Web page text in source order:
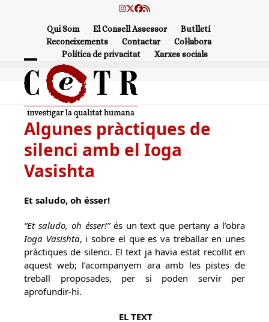
Instagram
Twitter
Facebook
RSS
Qui Som El Consell Assessor
Butlletí
Reconeixements
Contactar
Col·labora
Política de privacitat
Xarxes socials
Open
mobile
menu
Close
mobile
menu
Algunes pràctiques de
silenci amb el Ioga
Vasishta
Et saludo, oh ésser!
“Et saludo, oh ésser!”és un text que pertany a l’obra
Ioga Vasishta, i sobre el que es va treballar en unes
pràctiques de silenci. El text ja havia estat recollit en
aquest web; l’acompanyem ara amb les pistes de
treball proposades, per si poden servir per
aprofundir-hi.
EL TEXT